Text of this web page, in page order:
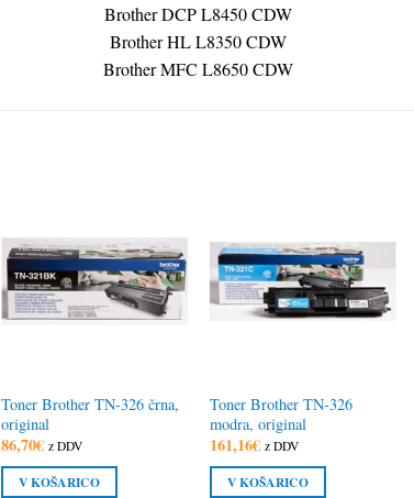
Brother DCP L8450 CDW
Brother HL L8350 CDW
Brother MFC L8650 CDW
Toner Brother TN-326 črna,
original
86,70€ z DDV
V KOŠARICO
Toner Brother TN-326
modra, original
161,16€ z DDV
V KOŠARICO